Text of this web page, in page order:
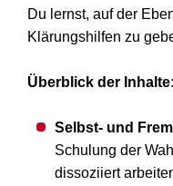
Du lernst, auf der
Klärungshilfen zu
Überblick der Inhalte:
Selbst- und
Schulung der
dissoziiert